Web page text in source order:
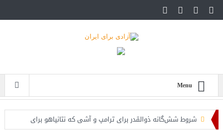
Menu
شروط شش‌گانه ذوالقدر برای ترامپ و آشی که نتانیاهو برای